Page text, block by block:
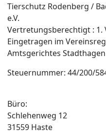
Tierschutz Rodenberg /
e.V.
Vertretungsberechtigt : 1.
Eingetragen im
Amtsgerichtes Stadthagen
Steuernummer: 44/200/
Büro:
Schlehenweg 12
31559 Haste